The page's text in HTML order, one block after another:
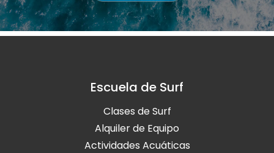
Escuela de Surf
Clases de Surf
Alquiler de Equipo
Actividades Acuáticas